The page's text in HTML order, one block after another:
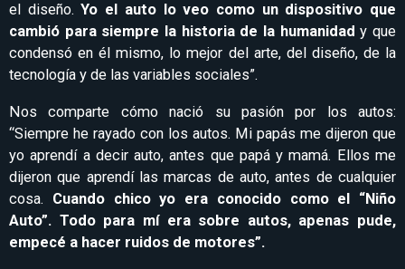
el diseño.Yo el auto lo veo como un dispositivo que
cambió para siempre la historia de la humanidad y que
condensó en él mismo, lo mejor del arte, del diseño, de la
tecnología y de las variables sociales”.
Nos comparte cómo nació su pasión por los autos:
“Siempre he rayado con los autos. Mi papás me dijeron que
yo aprendí a decir auto, antes que papá y mamá. Ellos me
dijeron que aprendí las marcas de auto, antes de cualquier
cosa. Cuando chico yo era conocido como el “Niño
Auto”. Todo para mí era sobre autos, apenas pude,
empecé a hacer ruidos de motores”.